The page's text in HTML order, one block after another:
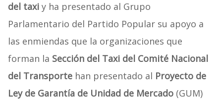
del taxiy ha presentado al Grupo
Parlamentario del Partido Popular su apoyo a
las enmiendas que la organizaciones que
forman la Sección del Taxi del Comité Nacional
del Transportehan presentado al Proyecto de
Ley de Garantía de Unidad de Mercado(GUM)